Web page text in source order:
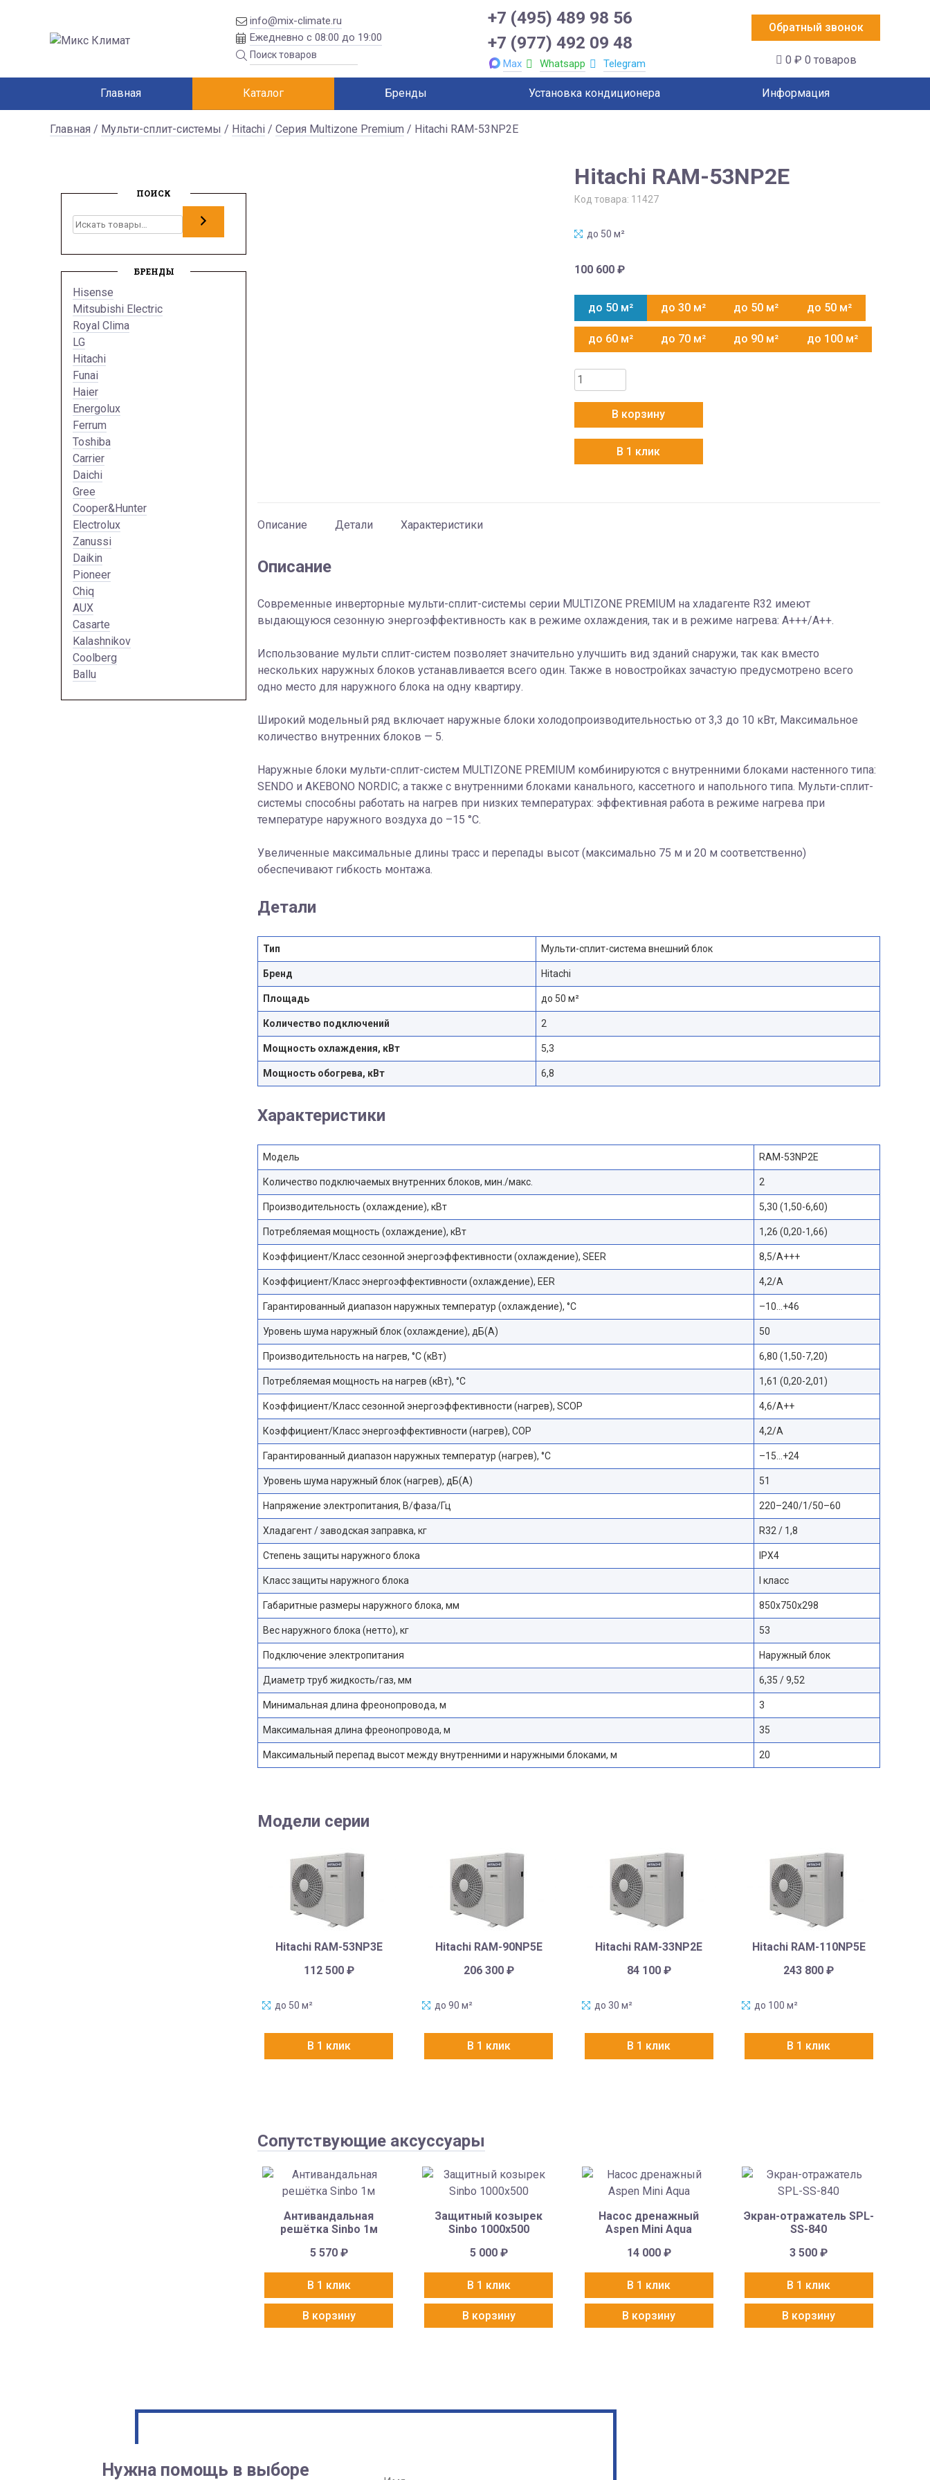
info@mix-climate.ru
Ежедневно с 08:00 до 19:00
+7 (495) 489 98 56
+7 (977) 492 09 48
Max Whatsapp Telegram
Обратный звонок
0 ₽ 0 товаров
Главная Каталог Бренды Установка кондиционера Информация
Главная / Мульти-сплит-системы / Hitachi / Серия Multizone Premium / Hitachi RAM-53NP2E
Hitachi RAM-53NP2E
Код товара: 11427
до 50 м²
100 600 ₽
до 50 м² до 30 м² до 50 м² до 50 м²
до 60 м² до 70 м² до 90 м² до 100 м²
Количество
товара
RAM-
53NP2E
В корзину
В 1 клик
Описание Детали Характеристики
Описание
Современные инверторные мульти-сплит-системы серии MULTIZONE PREMIUM на хладагенте R32 имеют
выдающуюся сезонную энергоэффективность как в режиме охлаждения, так и в режиме нагрева: А+++/A++.
Использование мульти сплит-систем позволяет значительно улучшить вид зданий снаружи, так как вместо
нескольких наружных блоков устанавливается всего один. Также в новостройках зачастую предусмотрено всего
одно место для наружного блока на одну квартиру.
Широкий модельный ряд включает наружные блоки холодопроизводительностью от 3,3 до 10 кВт, Максимальное
количество внутренних блоков — 5.
Наружные блоки мульти-сплит-систем MULTIZONE PREMIUM комбинируются с внутренними блоками настенного типа:
SENDO и AKEBONO NORDIC; а также с внутренними блоками канального, кассетного и напольного типа. Мульти-сплит-
системы способны работать на нагрев при низких температурах: эффективная работа в режиме нагрева при
температуре наружного воздуха до –15 °C.
Увеличенные максимальные длины трасс и перепады высот (максимально 75 м и 20 м соответственно)
обеспечивают гибкость монтажа.
Детали
Тип Мульти-сплит-система внешний блок
Бренд Hitachi
Площадь до 50 м²
Количество подключений 2
Мощность охлаждения, кВт 5,3
Мощность обогрева, кВт 6,8
Характеристики
Модель RAM-53NP2E
Количество подключаемых внутренних блоков, мин./макс. 2
Производительность (охлаждение), кВт 5,30 (1,50-6,60)
Потребляемая мощность (охлаждение), кВт 1,26 (0,20-1,66)
Коэффициент/Класс сезонной энергоэффективности (охлаждение), SEER 8,5/A+++
Коэффициент/Класс энергоэффективности (охлаждение), EER 4,2/A
Гарантированный диапазон наружных температур (охлаждение), °С –10…+46
Уровень шума наружный блок (охлаждение), дБ(А) 50
Производительность на нагрев, °С (кВт) 6,80 (1,50-7,20)
Потребляемая мощность на нагрев (кВт), °С 1,61 (0,20-2,01)
Коэффициент/Класс сезонной энергоэффективности (нагрев), SCOP 4,6/A++
Коэффициент/Класс энергоэффективности (нагрев), COP 4,2/A
Гарантированный диапазон наружных температур (нагрев), °С –15…+24
Уровень шума наружный блок (нагрев), дБ(А) 51
Напряжение электропитания, В/фаза/Гц 220–240/1/50–60
Хладагент / заводская заправка, кг R32 / 1,8
Степень защиты наружного блока IPX4
Класс защиты наружного блока I класс
Габаритные размеры наружного блока, мм 850x750x298
Вес наружного блока (нетто), кг 53
Подключение электропитания Наружный блок
Диаметр труб жидкость/газ, мм 6,35 / 9,52
Минимальная длина фреонопровода, м 3
Максимальная длина фреонопровода, м 35
Максимальный перепад высот между внутренними и наружными блоками, м 20
Модели серии
Hitachi RAM-53NP3E
112 500 ₽
до 50 м²
В 1 клик
Hitachi RAM-90NP5E
206 300 ₽
до 90 м²
В 1 клик
Hitachi RAM-33NP2E
84 100 ₽
до 30 м²
В 1 клик
Hitachi RAM-110NP5E
243 800₽
до 100 м²
В 1 клик
Сопутствующие аксуссуары
Антивандальная
решётка Sinbo 1м
5 570 ₽
В 1 клик
В корзину
Защитный козырек
Sinbo 1000х500
5 000 ₽
В 1 клик
В корзину
Насос дренажный
Aspen Mini Aqua
14 000 ₽
В 1 клик
В корзину
Экран-отражатель SPL-
SS-840
3 500₽
В 1 клик
В корзину
ПОИСК
Поиск
БРЕНДЫ
Hisense
Mitsubishi Electric
Royal Clima
LG
Hitachi
Funai
Haier
Energolux
Ferrum
Toshiba
Carrier
Daichi
Gree
Cooper&Hunter
Electrolux
Zanussi
Daikin
Pioneer
Chiq
AUX
Casarte
Kalashnikov
Coolberg
Ballu
Нужна помощь в выборе